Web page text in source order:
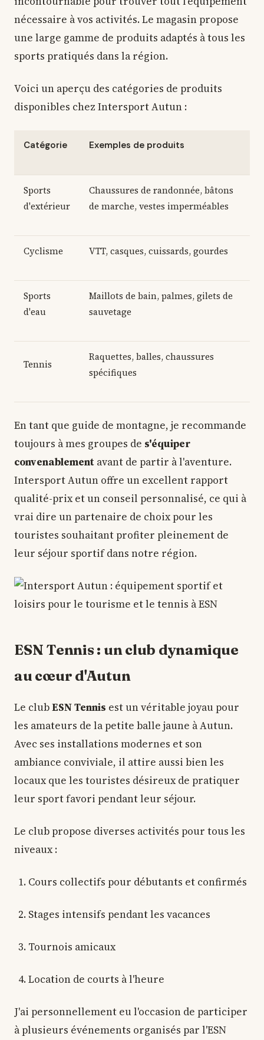
nécessaire à vos activités. Le magasin propose
une large gamme de produits adaptés à tous les
sports pratiqués dans la région.
Voici un aperçu des catégories de produits
disponibles chez Intersport Autun :
Catégorie Exemples de produits
Sports
d'extérieur
Chaussures de randonnée, bâtons
de marche, vestes imperméables
Cyclisme VTT, casques, cuissards, gourdes
Sports
d'eau
Maillots de bain, palmes, gilets de
sauvetage
Tennis
Raquettes, balles, chaussures
spécifiques
En tant que guide de montagne, je recommande
toujours à mes groupes de s'équiper
convenablement avant de partir à l'aventure.
Intersport Autun offre un excellent rapport
qualité-prix et un conseil personnalisé, ce qui à
vrai dire un partenaire de choix pour les
touristes souhaitant profiter pleinement de
leur séjour sportif dans notre région.
ESN Tennis : un club dynamique
au cœur d'Autun
Le clubESN Tennis est un véritable joyau pour
les amateurs de la petite balle jaune à Autun.
Avec ses installations modernes et son
ambiance conviviale, il attire aussi bien les
locaux que les touristes désireux de pratiquer
leur sport favori pendant leur séjour.
Le club propose diverses activités pour tous les
niveaux :
Cours collectifs pour débutants et confirmés
Stages intensifs pendant les vacances
Tournois amicaux
Location de courts à l'heure
J'ai personnellement eu l'occasion de participer
à plusieurs événements organisés par l'ESN